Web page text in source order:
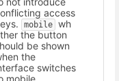
access
mobile wh
the button
be shown
the
switches
mobile